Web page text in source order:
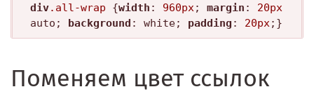
div.all-wrap {width : 960px; margin : 20px
auto; background : white; padding : 20px
Поменяем цвет ссылок